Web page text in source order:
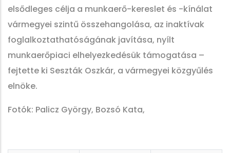
elsődleges célja a munkaerő-kereslet és -kínálat
vármegyei szintű összehangolása, az inaktívak
foglalkoztathatóságának javítása, nyílt
munkaerőpiaci elhelyezkedésük támogatása –
fejtette ki Seszták Oszkár, a vármegyei közgyűlés
elnöke.
Fotók: Palicz György, Bozsó Kata,